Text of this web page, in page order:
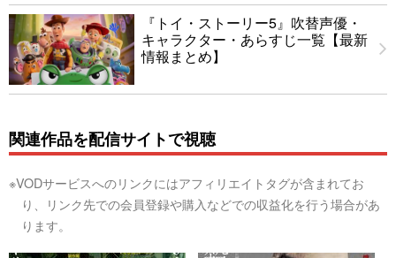
『トイ・ストーリー5』吹替声優・
キャラクター・あらすじ一覧【最新
情報まとめ】
関連作品を配信サイトで視聴
※VODサービスへのリンクにはアフィリエイトタグが含まれてお
り、リンク先での会員登録や購入などでの収益化を行う場合があ
ります。